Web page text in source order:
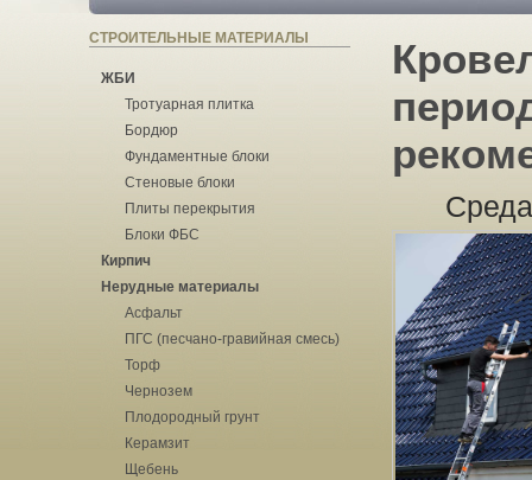
СТРОИТЕЛЬНЫЕ МАТЕРИАЛЫ
ЖБИ
Тротуарная плитка
Бордюр
Фундаментные блоки
Стеновые блоки
Плиты перекрытия
Блоки ФБС
Кирпич
Нерудные материалы
Асфальт
ПГС (песчано-гравийная смесь)
Торф
Чернозем
Плодородный грунт
Керамзит
Щебень